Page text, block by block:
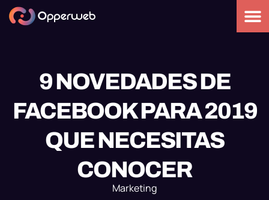
9 NOVEDADES DE
FACEBOOK PARA 2019
QUE NECESITAS
CONOCER
Marketing